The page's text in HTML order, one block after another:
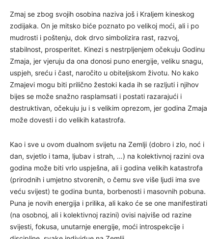
Zmaj se zbog svojih osobina naziva još i Kraljem kineskog
zodijaka. On je mitsko biće poznato po velikoj moći, ali i po
mudrosti i poštenju, dok drvo simbolizira rast, razvoj,
stabilnost, prosperitet. Kinezi s nestrpljenjem očekuju Godinu
Zmaja, jer vjeruju da ona donosi puno energije, veliku snagu,
uspjeh, sreću i čast, naročito u obiteljskom životu. No kako
Zmajevi mogu biti prilično žestoki kada ih se razljuti i njihov
bijes se može snažno rasplamsati i postati razarajući i
destruktivan, očekuju ju i s velikim oprezom, jer godina Zmaja
može dovesti i do velikih katastrofa.
Kao i sve u ovom dualnom svijetu na Zemlji (dobro i zlo, noć i
dan, svjetlo i tama, ljubav i strah, …) na kolektivnoj razini ova
godina može biti vrlo uspješna, ali i godina velikih katastrofa
(prirodnih i umjetno stvorenih, o čemu sve više ljudi ima sve
veću svijest) te godina bunta, borbenosti i masovnih pobuna.
Puna je novih energija i prilika, ali kako će se one manifestirati
(na osobnoj, ali i kolektivnoj razini) ovisi najviše od razine
svijesti, fokusa, unutarnje energije, moći introspekcije i